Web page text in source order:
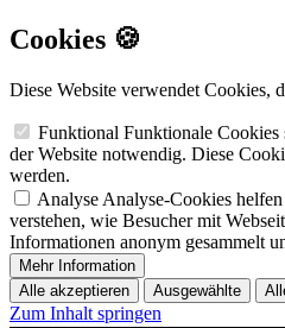
Cookies 🍪
Diese Website verwendet Cookies,
Funktional Funktionale
der Website notwendig. Diese
werden.
Analyse Analyse-Cookies
verstehen, wie Besucher mit
Informationen anonym gesammelt
Mehr Information
Alle akzeptieren
Ausgewählte
Zum Inhalt springen